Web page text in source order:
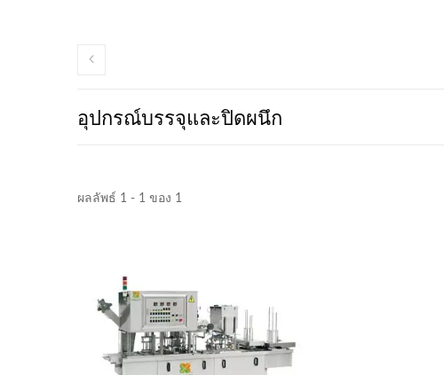
อุปกรณ์บรรจุและปิดผนึก
ผลลัพธ์ 1 - 1 ของ 1